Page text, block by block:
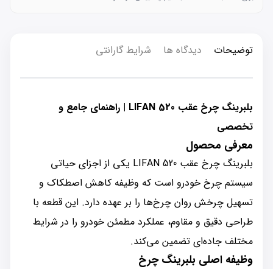
توضیحات دیدگاه ها شرایط گارانتی
بلبرینگ چرخ عقب LIFAN 520 | راهنمای جامع و
تخصصی
معرفی محصول
بلبرینگ چرخ عقب LIFAN 520 یکی از اجزای حیاتی
سیستم چرخ خودرو است که وظیفه کاهش اصطکاک و
تسهیل چرخش روان چرخ‌ها را بر عهده دارد. این قطعه با
طراحی دقیق و مقاوم، عملکرد مطمئن خودرو را در شرایط
مختلف جاده‌ای تضمین می‌کند.
وظیفه اصلی بلبرینگ چرخ